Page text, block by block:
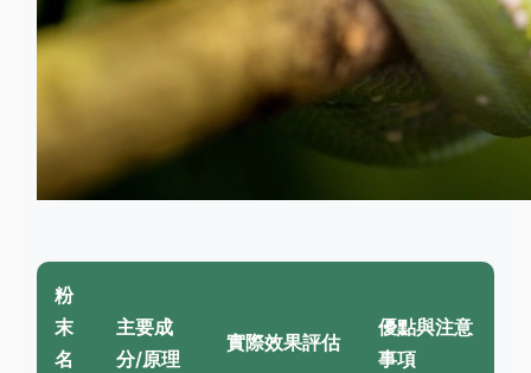
粉
末
名
主要成
分/原理
實際效果評估
優點與注意
事項